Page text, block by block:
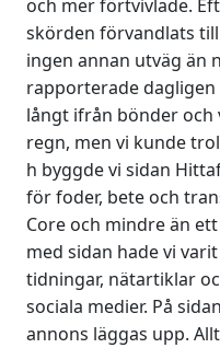
och mer förtvivlade.
skörden förvandlats
ingen annan utväg än
rapporterade
långt ifrån bönder
regn, men vi kunde
h byggde vi sidan
för foder, bete och
Core och mindre än
med sidan hade vi
tidningar, nätartiklar
sociala medier. På
annons läggas upp.